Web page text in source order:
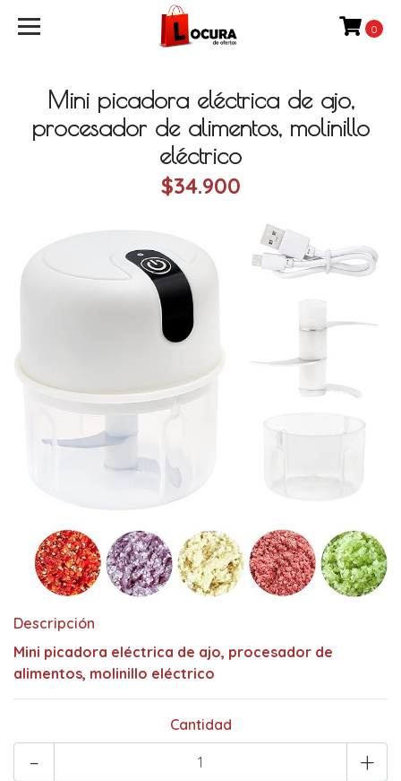
0
Mini picadora eléctrica de ajo,
procesador de alimentos, molinillo
eléctrico
$34.900
Descripción
Mini picadora eléctrica de ajo, procesador de
alimentos, molinillo eléctrico
Cantidad
+
-